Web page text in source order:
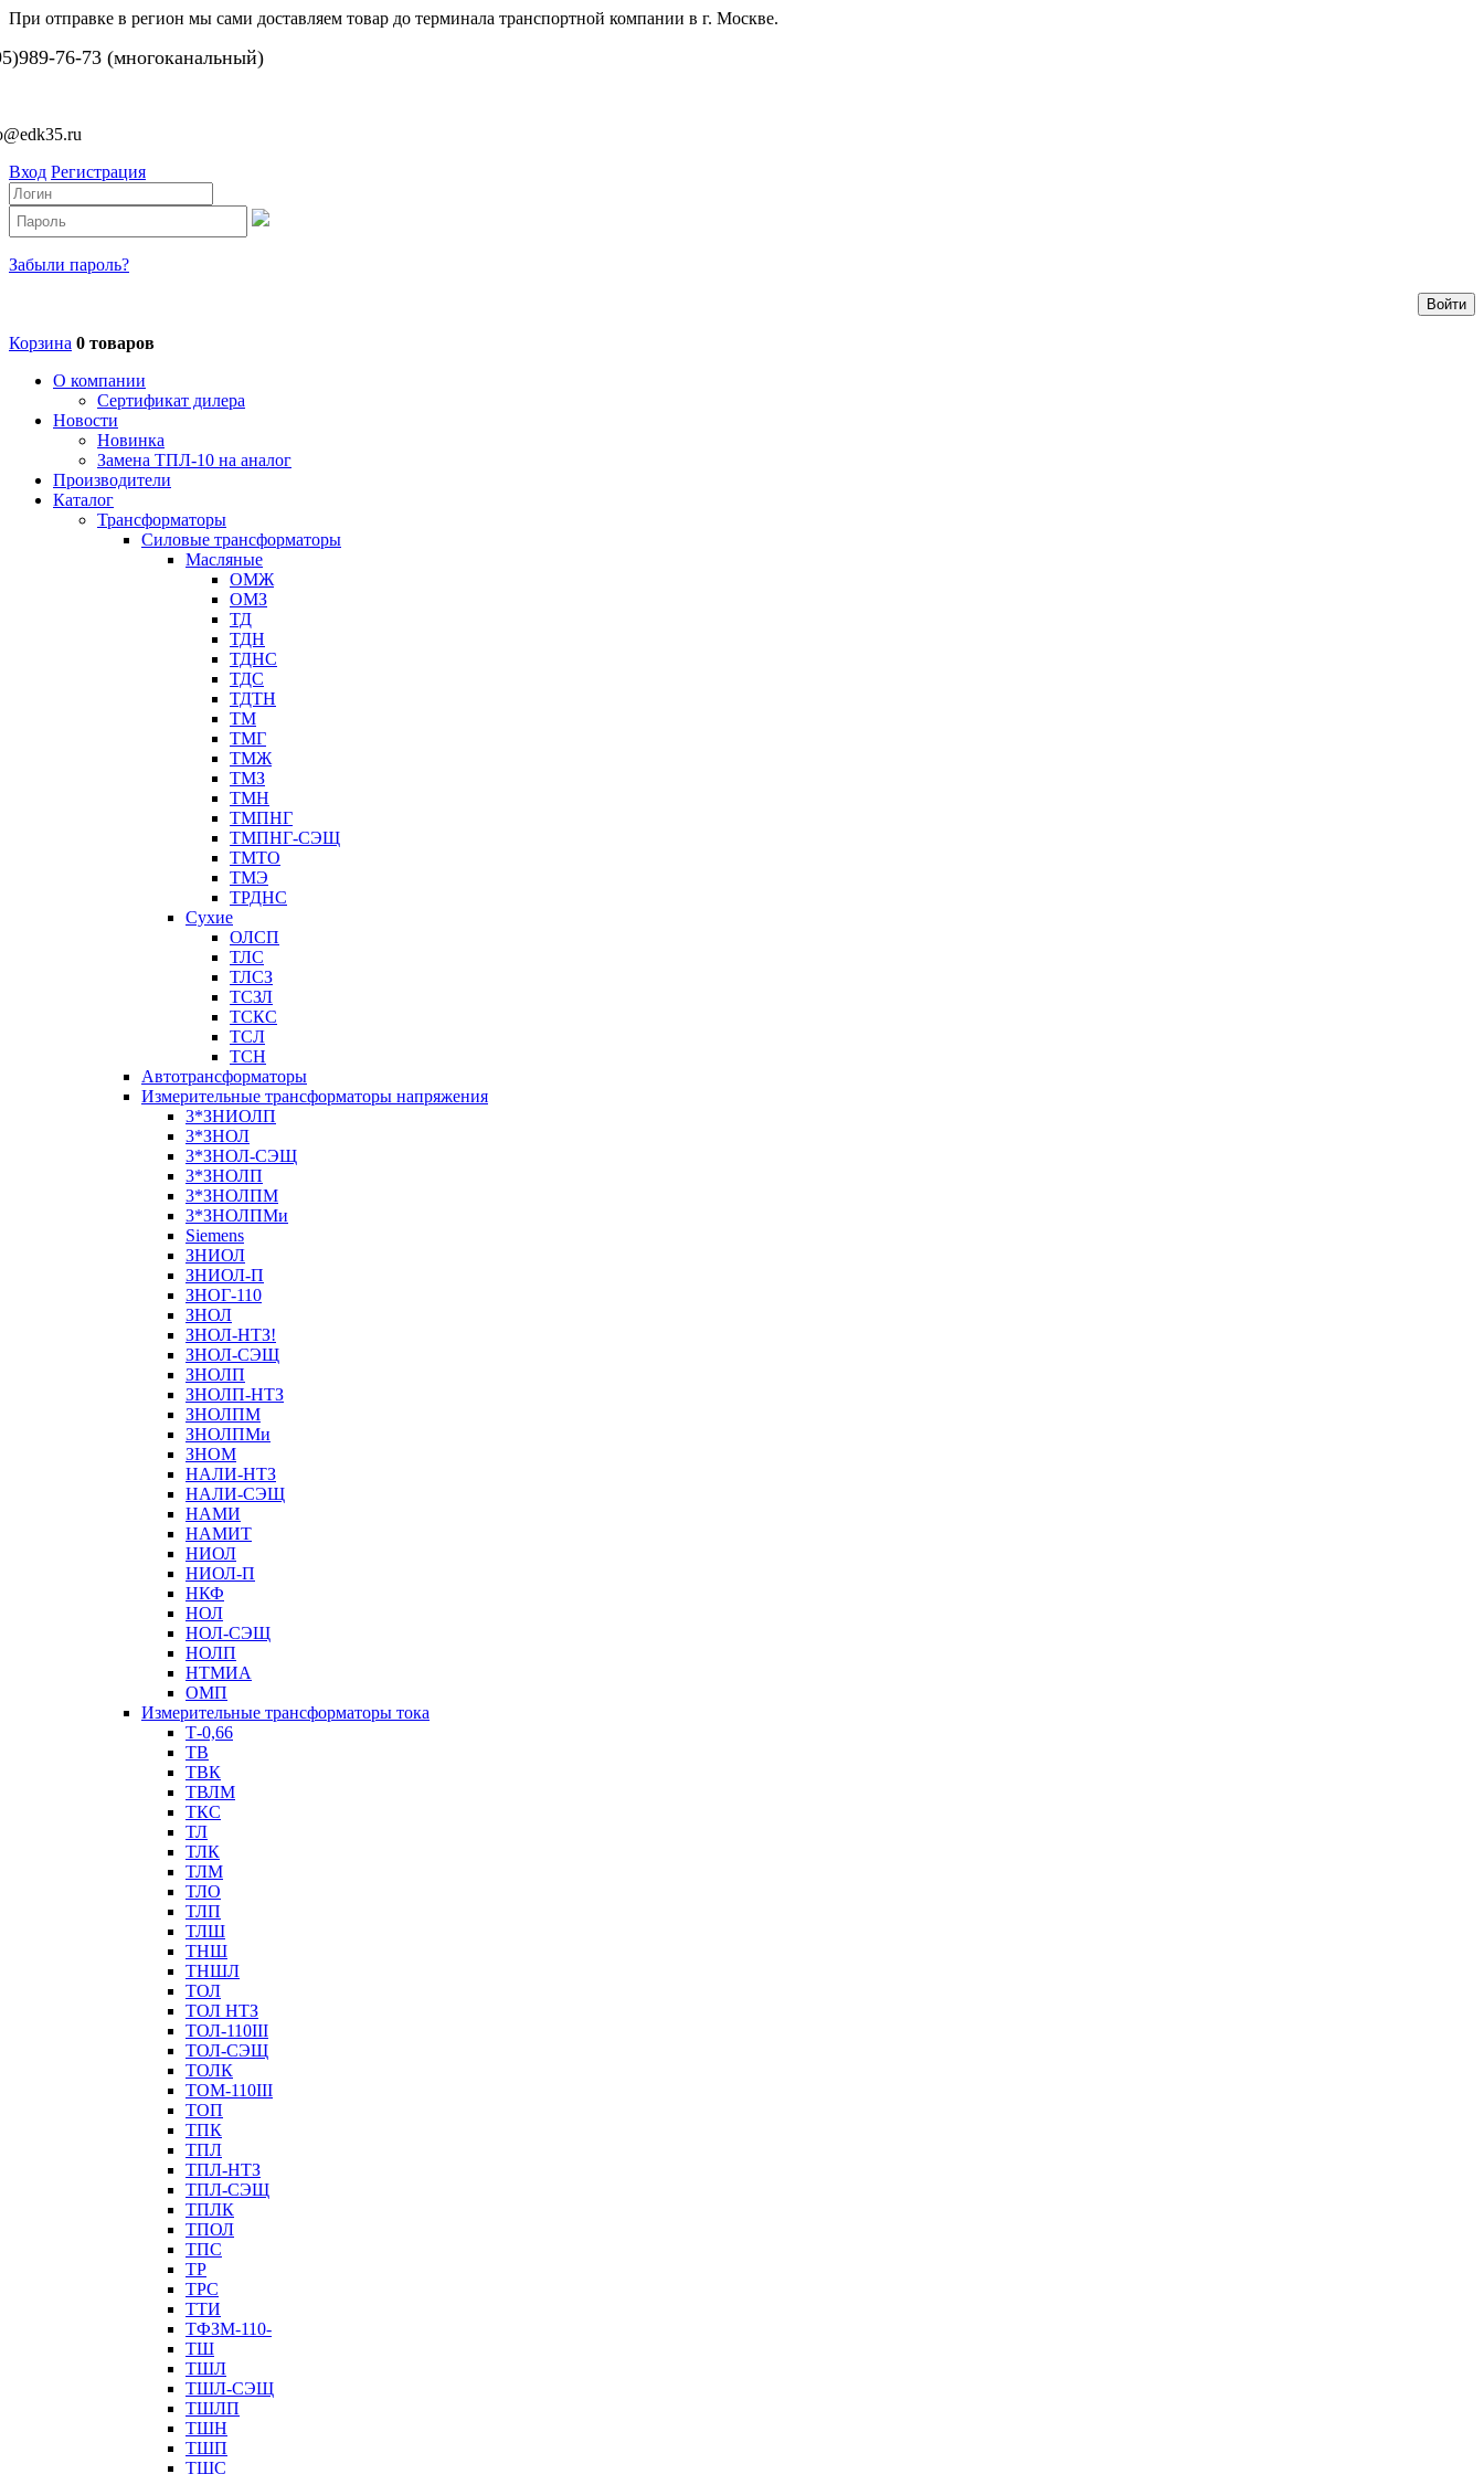
При отправке в регион мы сами доставляем товар до терминала транспортной компании в г. Москве.
76-73 (многоканальный)
Вход Регистрация
Забыли пароль?
Корзина 0 товаров
О компании
Сертификат дилера
Новости
Новинка
Замена ТПЛ-10 на аналог
Производители
Каталог
Трансформаторы
Cиловые трансформаторы
Масляные
ОМЖ
ОМЗ
ТД
ТДН
ТДНС
ТДС
ТДТН
ТМ
ТМГ
ТМЖ
ТМЗ
ТМН
ТМПНГ
ТМПНГ-СЭЩ
ТМТО
ТМЭ
ТРДНС
Сухие
ОЛСП
ТЛС
ТЛСЗ
ТСЗЛ
ТСКС
ТСЛ
ТСН
Автотрансформаторы
Измерительные трансформаторы напряжения
3*ЗНИОЛП
3*ЗНОЛ
3*ЗНОЛ-СЭЩ
3*ЗНОЛП
3*ЗНОЛПМ
3*ЗНОЛПМи
Siemens
ЗНИОЛ
ЗНИОЛ-П
ЗНОГ-110
ЗНОЛ
ЗНОЛ-НТЗ!
ЗНОЛ-СЭЩ
ЗНОЛП
ЗНОЛП-НТЗ
ЗНОЛПМ
ЗНОЛПМи
ЗНОМ
НАЛИ-НТЗ
НАЛИ-СЭЩ
НАМИ
НАМИТ
НИОЛ
НИОЛ-П
НКФ
НОЛ
НОЛ-СЭЩ
НОЛП
НТМИА
ОМП
Измерительные трансформаторы тока
Т-0,66
ТВ
ТВК
ТВЛМ
ТКС
ТЛ
ТЛК
ТЛМ
ТЛО
ТЛП
ТЛШ
ТНШ
ТНШЛ
ТОЛ
ТОЛ НТЗ
ТОЛ-110III
ТОЛ-СЭЩ
ТОЛК
ТОМ-110III
ТОП
ТПК
ТПЛ
ТПЛ-НТЗ
ТПЛ-СЭЩ
ТПЛК
ТПОЛ
ТПС
ТР
ТРС
ТТИ
ТФЗМ-110-
ТШ
ТШЛ
ТШЛ-СЭЩ
ТШЛП
ТШН
ТШП
ТШС